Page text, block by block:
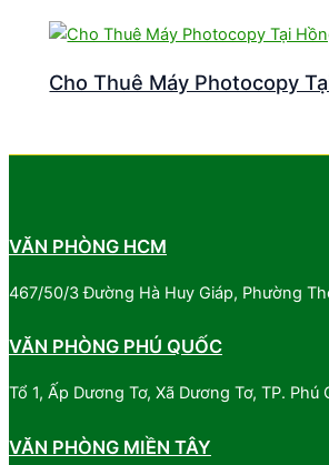
Cho Thuê Máy Photocopy
VĂN PHÒNG HCM
467/50/3 Đường Hà Huy Giáp, Phường
VĂN PHÒNG PHÚ QUỐC
Tổ 1, Ấp Dương Tơ, Xã Dương Tơ, TP. Phú
VĂN PHÒNG MIỀN TÂY